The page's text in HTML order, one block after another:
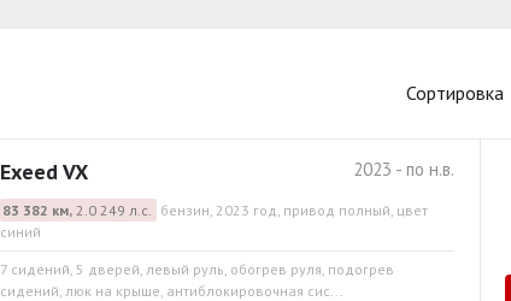
Сортировка
2023 - по н.в.
Exeed VX
83 382 км,2.0 249 л.с. бензин, 2023 год, привод полный, цвет
синий
7 сидений, 5 дверей, левый руль, обогрев руля, подогрев
сидений, люк на крыше, антиблокировочная сис...